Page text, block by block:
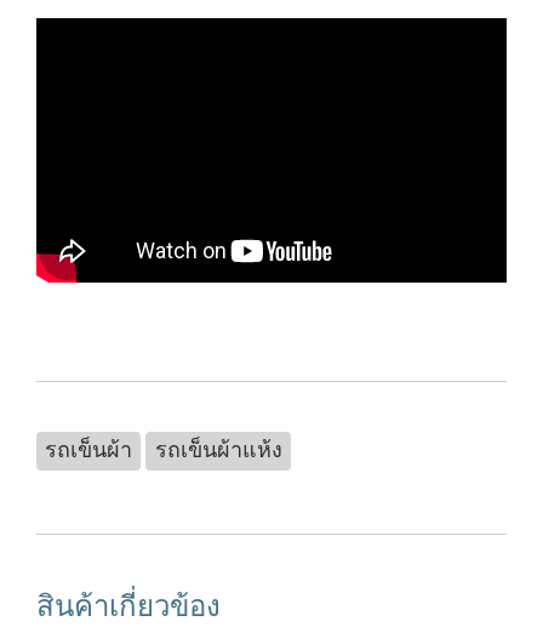
รถเข็นผ้า รถเข็นผ้าแห้ง
สินค้าเกี่ยวข้อง